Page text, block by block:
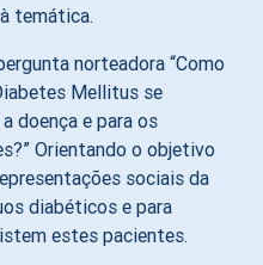
temática.
norteadora “Como
Mellitus se
doença e para os
Orientando o objetivo
sociais da
diabéticos e para
estes pacientes.